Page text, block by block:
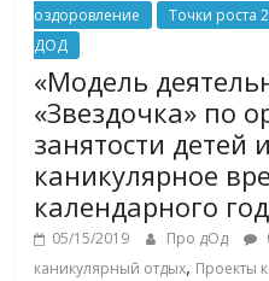
оздоровление
Точки роста
ДОД
«Модель
«Звездочка» по
занятости детей
каникулярное
календарного
05/15/2019 Про дОд
каникулярный отдых, Проекты